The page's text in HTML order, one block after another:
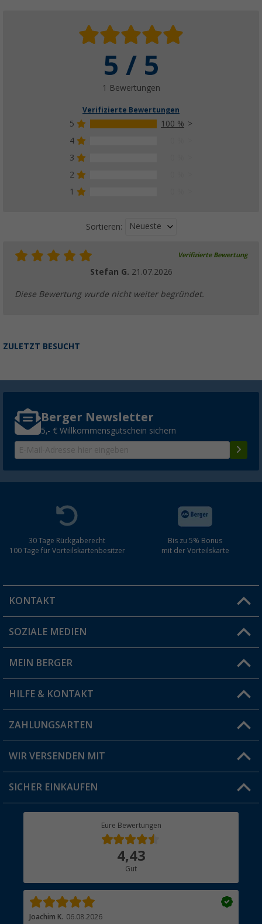
5 / 5
1 Bewertungen
Verifizierte Bewertungen
5
100 %
4
3
2
1
Sortieren: Neueste
Verifizierte Bewertung
Stefan G. 21.07.2026
Diese Bewertung wurde nicht weiter begründet.
ZULETZT BESUCHT
Berger Newsletter
5,- € Willkommensgutschein sichern
30 Tage Rückgaberecht
100 Tage für Vorteilskartenbesitzer
Bis zu 5% Bonus
mit der Vorteilskarte
KONTAKT
Du hast eine Frage?
Filiale finden
SOZIALE MEDIEN
MEIN BERGER
Vorteilskarte
Blog
Jobs & Karriere
HILFE & KONTAKT
FAQ & Kontakt
Versandinformationen
Rücksendung
ZAHLUNGSARTEN
WIR VERSENDEN MIT
SICHER EINKAUFEN
Eure Bewertungen
4,43
Gut
Joachim K. 06.08.2026